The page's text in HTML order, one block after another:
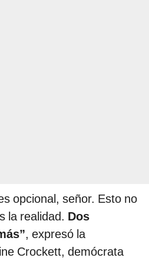
opcional, señor. Esto no
la realidad. Dos
, expresó la
Crockett, demócrata